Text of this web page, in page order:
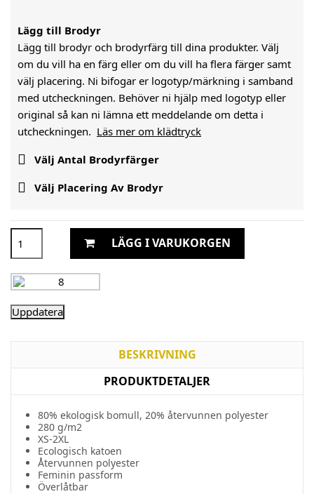
Lägg till Brodyr
Lägg till brodyr och brodyrfärg till dina produkter. Välj
om du vill ha en färg eller om du vill ha flera färger samt
välj placering. Ni bifogar er logotyp/märkning i samband
med utcheckningen. Behöver ni hjälp med logotyp eller
original så kan ni lämna ett meddelande om detta i
utcheckningen. Läs mer om klädtryck
 Välj Antal Brodyrfärger
 Välj Placering Av Brodyr
LÄGG I VARUKORGEN
BESKRIVNING
PRODUKTDETALJER
80% ekologisk bomull, 20% återvunnen polyester
280 g/m2
XS-2XL
Ecologisch katoen
Återvunnen polyester
Feminin passform
Överlåtbar